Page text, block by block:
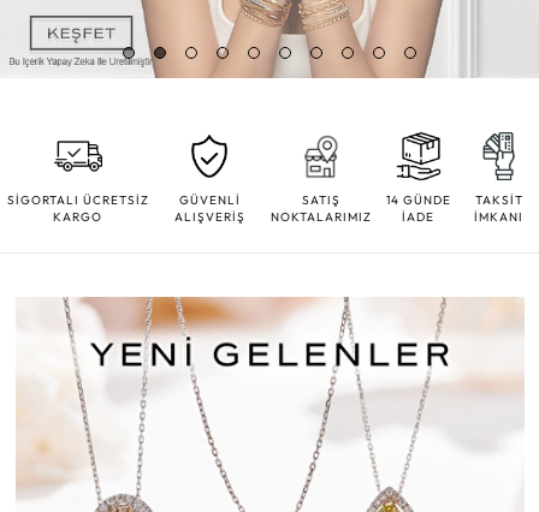
SİGORTALI ÜCRETSİZ
KARGO
GÜVENLİ
ALIŞVERİŞ
SATIŞ
NOKTALARIMIZ
14 GÜNDE
İADE
TAKSİT
İMKANI